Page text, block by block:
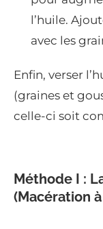
l’huile.
avec les
Enfin, verser
(graines et
celle-ci soit
Méthode I :
(Macération